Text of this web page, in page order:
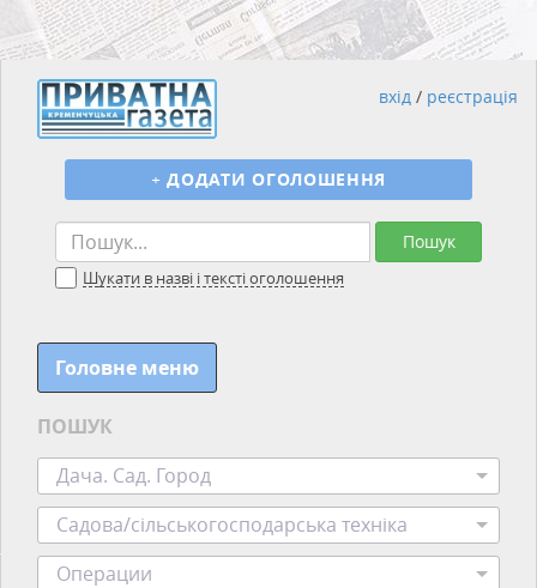
Пошук
Шукати в назві і тексті оголошення
+ ДОДАТИ ОГОЛОШЕННЯ
вхід / реєстрація
Головне меню
ПОШУК
Дача. Сад. Город
Садова/сільськогосподарська техніка
Операции